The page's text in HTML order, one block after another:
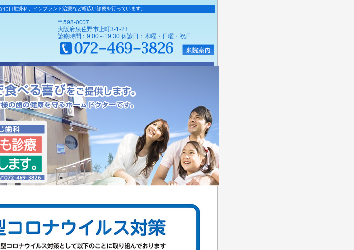
口腔外科、インプラント治療など幅広い診療を行っています。
〒598-0007
大阪府泉佐野市上町3-1-23
診療時間：9:00～19:30 休診日：木曜・日曜・祝日